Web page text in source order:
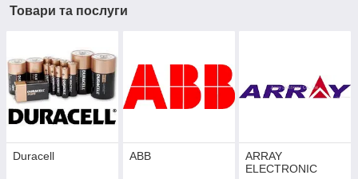
Товари та послуги
Duracell ABB
ARRAY
ELECTRONIC